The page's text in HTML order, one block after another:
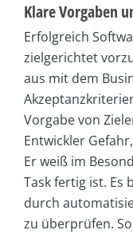
Klare Vorgaben
Erfolgreich
zielgerichtet
aus mit dem
Vorgabe von
Entwickler
Er weiß im
Task fertig ist. Es
durch
zu überprüfen.